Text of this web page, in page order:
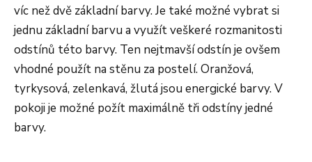
víc než dvě základní barvy. Je také možné vybrat si
jednu základní barvu a využít veškeré rozmanitosti
odstínů této barvy. Ten nejtmavší odstín je ovšem
vhodné použít na stěnu za postelí. Oranžová,
tyrkysová, zelenkavá, žlutá jsou energické barvy. V
pokoji je možné požít maximálně tři odstíny jedné
barvy.